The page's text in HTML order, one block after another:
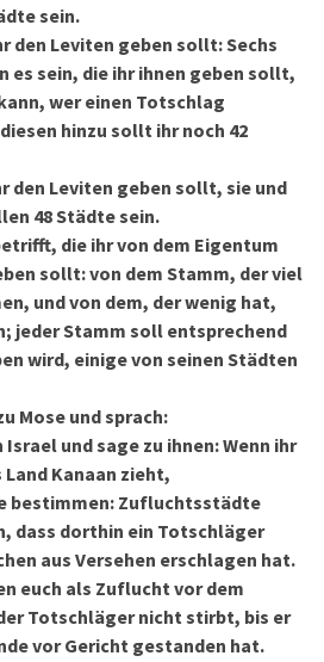
sein.
den Leviten geben sollt: Sechs
sein, die ihr ihnen geben sollt,
wer einen Totschlag
hinzu sollt ihr noch 42
den Leviten geben sollt, sie und
48 Städte sein.
die ihr von dem Eigentum
sollt: von dem Stamm, der viel
und von dem, der wenig hat,
jeder Stamm soll entsprechend
wird, einige von seinen Städten
Mose und sprach:
Israel und sage zu ihnen: Wenn ihr
Kanaan zieht,
bestimmen: Zufluchtsstädte
dass dorthin ein Totschläger
aus Versehen erschlagen hat.
euch als Zuflucht vor dem
Totschläger nicht stirbt, bis er
vor Gericht gestanden hat.